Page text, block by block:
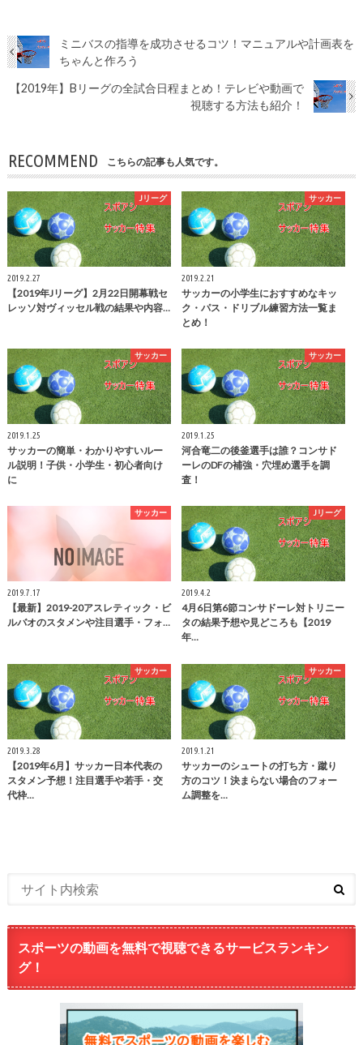
ミニバスの指導を成功させるコツ！マニュアルや計画表を
ちゃんと作ろう
【2019年】Bリーグの全試合日程まとめ！テレビや動画で
視聴する方法も紹介！
RECOMMEND こちらの記事も人気です。
Jリーグ
2019.2.27
【2019年Jリーグ】2月22日開幕戦セ
レッソ対ヴィッセル戦の結果や内容…
サッカー
2019.2.21
サッカーの小学生におすすめなキッ
ク・パス・ドリブル練習方法一覧ま
とめ！
サッカー
2019.1.25
サッカーの簡単・わかりやすいルー
ル説明！子供・小学生・初心者向け
に
サッカー
2019.1.25
河合竜二の後釜選手は誰？コンサド
ーレのDFの補強・穴埋め選手を調
査！
サッカー
2019.7.17
【最新】2019-20アスレティック・ビ
ルバオのスタメンや注目選手・フォ…
Jリーグ
2019.4.2
4月6日第6節コンサドーレ対トリニー
タの結果予想や見どころも【2019
年…
サッカー
2019.3.28
【2019年6月】サッカー日本代表の
スタメン予想！注目選手や若手・交
代枠…
サッカー
2019.1.21
サッカーのシュートの打ち方・蹴り
方のコツ！決まらない場合のフォー
ム調整を…
スポーツの動画を無料で視聴できるサービスランキン
グ！